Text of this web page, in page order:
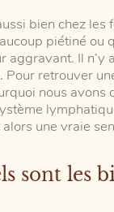
bien chez
piétiné
Il
Pour retrouver
nous
une vraie
sont les